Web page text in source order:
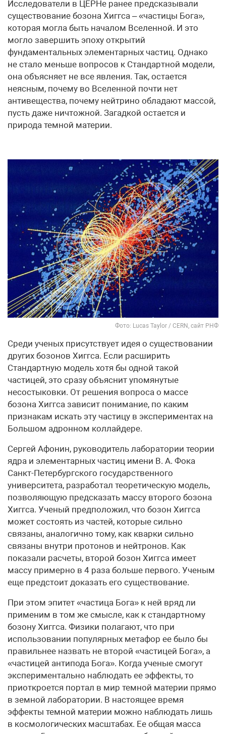
Исследователи в ЦЕРНе ранее предсказывали
существование бозона Хиггса – «частицы Бога»,
которая могла быть началом Вселенной. И это
могло завершить эпоху открытий
фундаментальных элементарных частиц. Однако
не стало меньше вопросов к Стандартной модели,
она объясняет не все явления. Так, остается
неясным, почему во Вселенной почти нет
антивещества, почему нейтрино обладают массой,
пусть даже ничтожной. Загадкой остается и
природа темной материи.
Фото: Lucas Taylor / CERN, сайт РНФ
Среди ученых присутствует идея о существовании
других бозонов Хиггса. Если расширить
Стандартную модель хотя бы одной такой
частицей, это сразу объяснит упомянутые
несостыковки. От решения вопроса о массе
бозона Хиггса зависит понимание, по каким
признакам искать эту частицу в экспериментах на
Большом адронном коллайдере.
Сергей Афонин, руководитель лаборатории теории
ядра и элементарных частиц имени В. А. Фока
Санкт-Петербургского государственного
университета, разработал теоретическую модель,
позволяющую предсказать массу второго бозона
Хиггса. Ученый предположил, что бозон Хиггса
может состоять из частей, которые сильно
связаны, аналогично тому, как кварки сильно
связаны внутри протонов и нейтронов. Как
показали расчеты, второй бозон Хиггса имеет
массу примерно в 4 раза больше первого. Ученым
еще предстоит доказать его существование.
При этом эпитет «частица Бога» к ней вряд ли
применим в том же смысле, как к стандартному
бозону Хиггса. Физики полагают, что при
использовании популярных метафор ее было бы
правильнее назвать не второй «частицей Бога», а
«частицей антипода Бога». Когда ученые смогут
экспериментально наблюдать ее эффекты, то
приоткроется портал в мир темной материи прямо
в земной лаборатории. В настоящее время
эффекты темной материи можно наблюдать лишь
в космологических масштабах. Ее общая масса